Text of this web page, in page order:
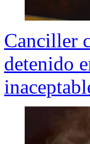
Canciller
detenido